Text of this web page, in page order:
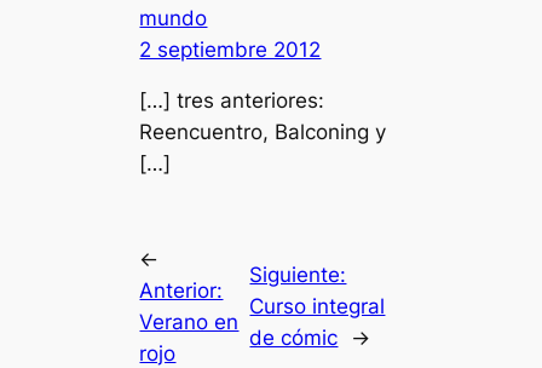
mundo
2 septiembre 2012
[…] tres anteriores:
Reencuentro, Balconing y
[…]
←
Anterior:
Verano en
rojo
Siguiente:
Curso integral
de cómic
→